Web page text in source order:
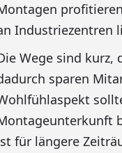
Industriezentren
Wege sind kurz,
sparen
für längere